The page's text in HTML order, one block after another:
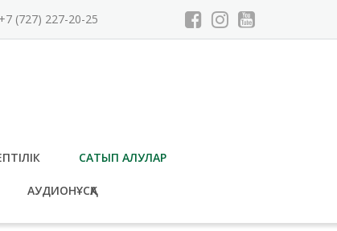
+7 (727) 227-20-25
САТЫП АЛУЛАР
АУДИОНҰСҚА